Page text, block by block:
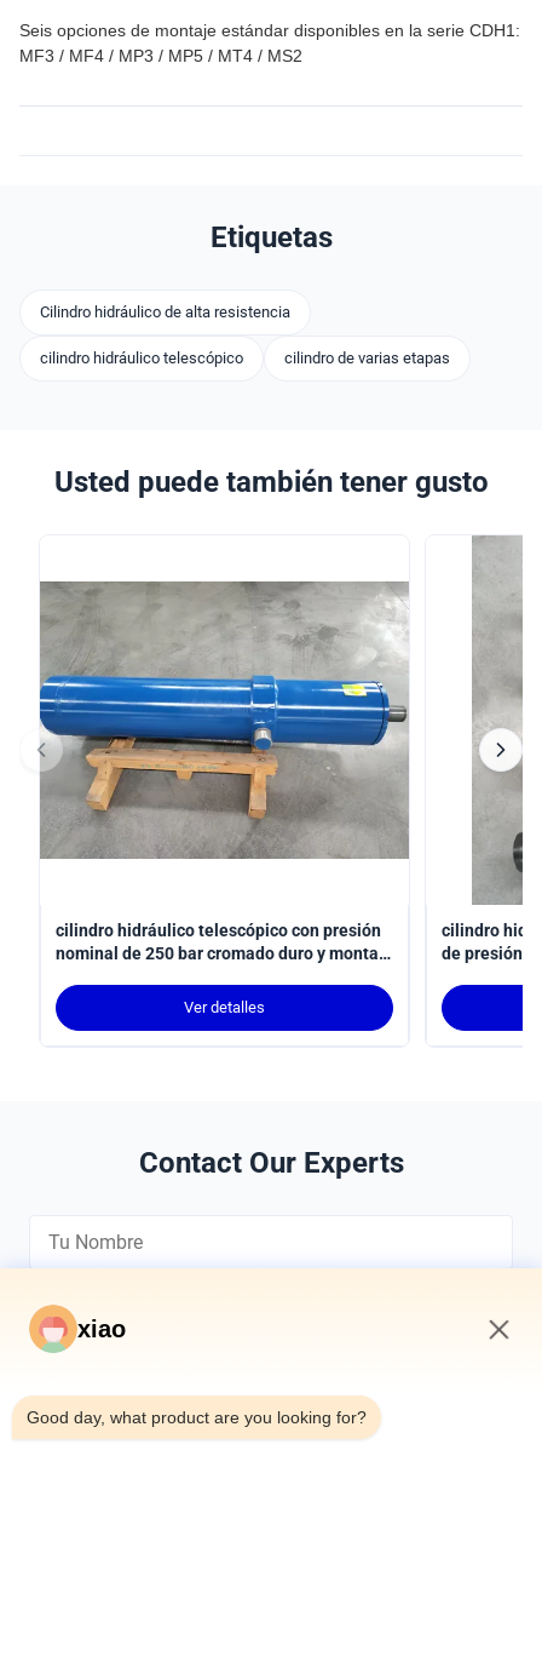
Seis opciones de montaje estándar disponibles en la serie CDH1:
MF3 / MF4 / MP3 / MP5 / MT4 / MS2
Etiquetas
Cilindro hidráulico de alta resistencia
cilindro hidráulico telescópico cilindro de varias etapas
Usted puede también tener gusto
cilindro hidráulico telescópico con presión
nominal de 250 bar cromado duro y montaje
Ver detalles
cilindro
de presión
robot
Contact Our Experts
*
xiao
Good day, what product are you looking for?